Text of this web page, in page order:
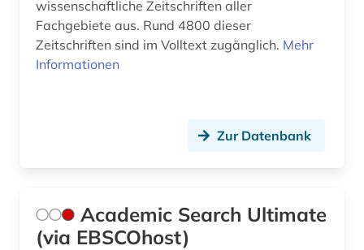
datensammlung (5)
datenverarbeitung (1)
deutschland (1)
wissenschaftliche Zeitschriften aller
Fachgebiete aus. Rund 4800 dieser
Zeitschriften sind im Volltext zugänglich. Mehr
Informationen
Zur Datenbank
Academic Search Ultimate
(via EBSCOhost)